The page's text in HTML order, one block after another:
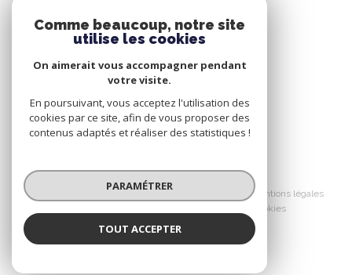
Nous suivre
© 2026 | Tous droits réservés
Mentions légales
Cookies
Comme beaucoup, notre site
utilise les cookies
On aimerait vous accompagner pendant
votre visite.
En poursuivant, vous acceptez l'utilisation des
cookies par ce site, afin de vous proposer des
contenus adaptés et réaliser des statistiques !
PARAMÉTRER
TOUT ACCEPTER